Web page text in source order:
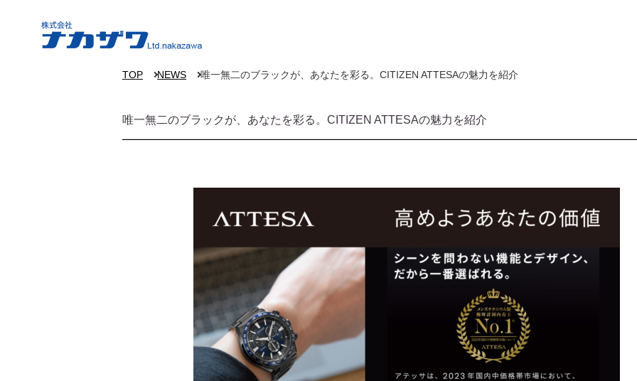
TOP NEWS 唯一無二のブラックが、あなたを彩る。CITIZEN ATTESAの魅力を紹介
唯一無二のブラックが、あなたを彩る。CITIZEN ATTESAの魅力を紹介